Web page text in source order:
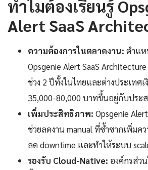
ทำไมต้องเรียนรู้
Alert SaaS
ความต้องการในตลาดงาน: ตำแห
Opsgenie Alert SaaS
ช่วง 2 ปีทั้งในไทยและต่างประเทศ
35,000-80,000 บาทขึ้นอยู่กับประ
เพิ่มประสิทธิภาพ: Opsgenie
ช่วยลดงาน manual ที่ซ้ำซากเพิ่มคว
ลด downtime และทำให้ระบบ
รองรับ Cloud-Native: องค์กรส่ว